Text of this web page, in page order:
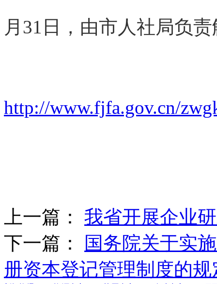
月31日，由市人社局负
http://www.fjfa.gov.cn/
上一篇： 我省开展企业
下一篇：
国务院关于实
册资本登记管理制度的规